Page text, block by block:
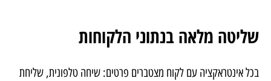
שליטה מלאה בנתוני הלקוחות
בכל אינטראקציה עם לקוח מצטברים פרטים: שיחה טלפונית, שליחת